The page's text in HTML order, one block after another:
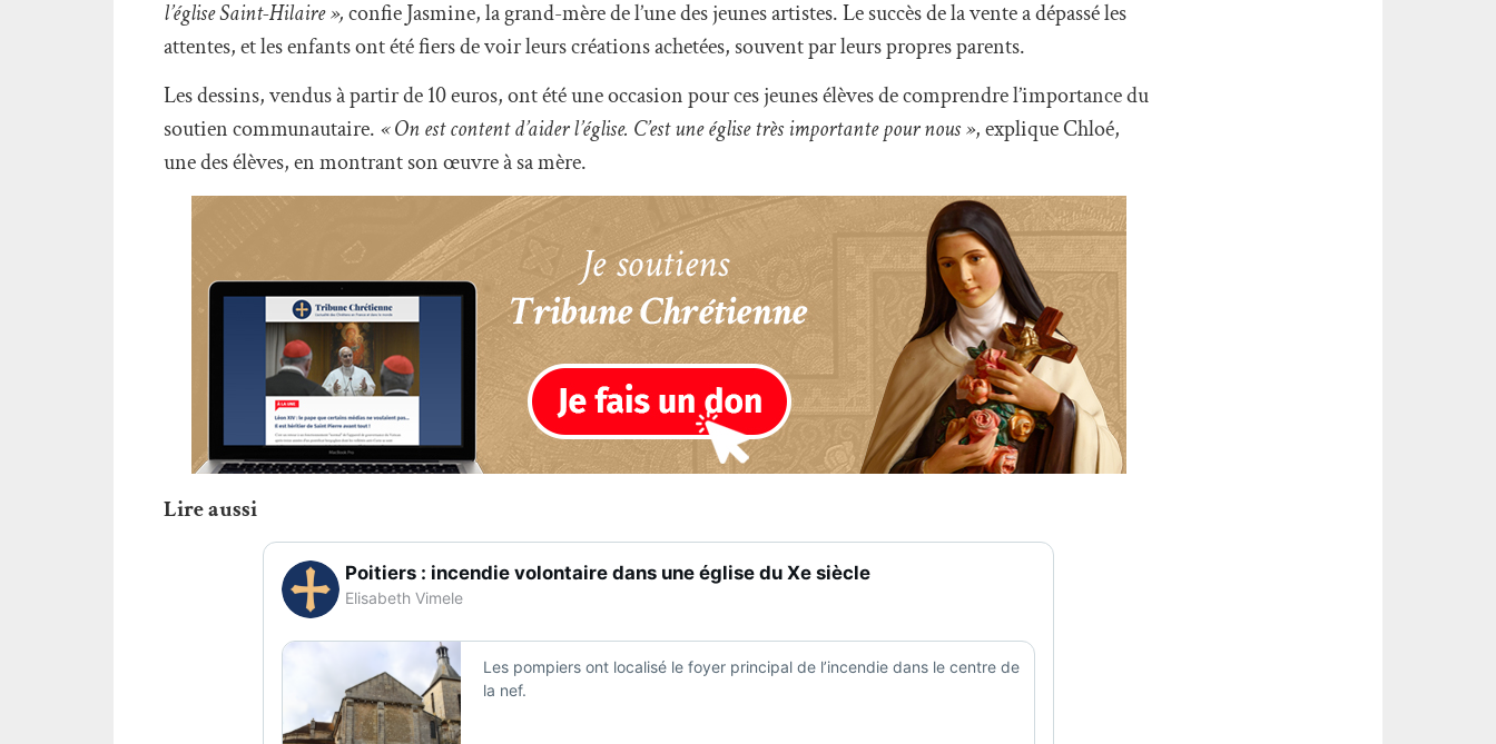
l’église Saint-Hilaire »,confie Jasmine, la grand-mère de l’une des jeunes artistes. Le succès de la vente a dépassé les
attentes, et les enfants ont été fiers de voir leurs créations achetées, souvent par leurs propres parents.
Les dessins, vendus à partir de 10 euros, ont été une occasion pour ces jeunes élèves de comprendre l’importance du
soutien communautaire. « On est content d’aider l’église. C’est une église très importante pour nous », explique Chloé,
une des élèves, en montrant son œuvre à sa mère.
Lire aussi